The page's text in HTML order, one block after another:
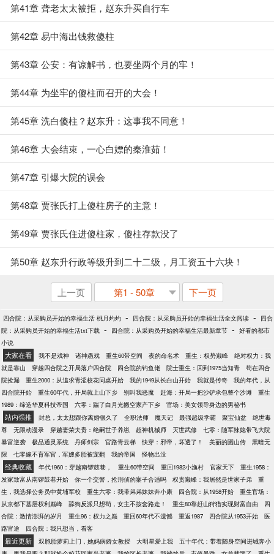
第41章 聋老太太被拒，赵东升买自行车
第42章 易中海出钱救傻柱
第43章 公安：有谅解书，也要坐两个月的牢！
第44章 为坐牢的傻柱而召开的大会！
第45章 洗白傻柱？赵东升：这事我不同意！
第46章 大会结束，一心白嫖的秦淮茹！
第47章 引爆大院的误会
第48章 贾张氏打上傻柱房子的主意！
第49章 贾张氏住进傻柱家，傻柱存款没了
第50章 赵东升行政等级升到二十二级，月工资五十六块！
上一页 第1 - 50章 下一页
四合院：从采购员开始的幸福生活 桃月灼灼 - 四合院：从采购员开始的幸福生活全文阅读 -
四合
院：从采购员开始的幸福生活txt下载 - 四合院：从采购员开始的幸福生活最新章节 - 好看的都市
小说
大家在看 我不是戏神 诸神愚戏 重生60带空间 夜的命名术 重生：权势巅峰
绝对权力：我
就是靠山
穿越四合院之开局落户四合院 四合院的钓鱼佬 院士重生：回到1975当知青
苟在四合
院捡漏
重生2000：从追求青涩校花同桌开始 我的1949从长白山开始 我就是传奇
我的年代，从
四合院开始
重生60年代，开局就上山下乡 别叫我恶魔 赶海：开局一把沙铲承包整个沙滩
重生
1989：缔造华夏科技帝国
六零：踹了白月光搬空家产下乡 官场：美女领导身边的男秘书
站内强推 封总，太太想跟你离婚很久了 全职法师 魔天记 最强超级学霸 聚宝仙盆
绝世毒
尊
无限动漫录 穿越妻荣夫贵：绝嗣世子养崽 超神机械师 灭世武修
七零：随军辣媳带飞大院
暴富逆袭
极品通灵系统 丹师剑宗 官路青云梯 快穿：邪帝，坏透了！ 美丽的圌山传
黑暗无
限
七零嫁不育军官，军嫂多胎被宠翻 我的帝国 怪物出没
经典收藏 年代1960：穿越南锣鼓巷， 重生60带空间 重回1982小渔村 官家天下
重生1958：
发家致富从南锣鼓巷开始
你一个交警，抢刑侦的案子合适吗 权贵巅峰：我居然是世家子弟
重
生，我选择公务员中黄埔军校
重生六零：我带弟弟妹妹奔小康 四合院：从1958开始
重生官场：
从京都下基层权利巅峰
舔狗反派只想苟，女主不按套路走！ 重生80靠赶山狩猎实现财富自由
四
合院：激情澎湃的岁月
重生96：权力之巅 重回60年代不遗憾 重返1987 四合院从1953开始
医
路官途
四合院：我只想当，看客
最近更新 双胞胎萝莉上门，她妈病娇女教授 大明星爱上我
五十年代：带着随身空间进城奔小